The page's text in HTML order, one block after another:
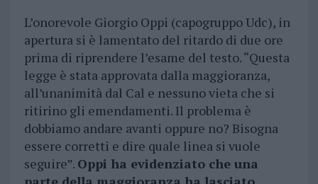
L’onorevole Giorgio Oppi (capogruppo Udc), in
apertura si è lamentato del ritardo di due ore
prima di riprendere l’esame del testo. “Questa
legge è stata approvata dalla maggioranza,
all’unanimità dal Cal e nessuno vieta che si
ritirino gli emendamenti. Il problema è
dobbiamo andare avanti oppure no? Bisogna
essere corretti e dire quale linea si vuole
seguire”. Oppi ha evidenziato che una